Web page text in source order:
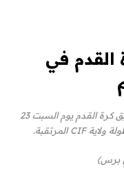
القدم في
استضافت مدرسة بارستو الثانوية مأدبة فريق كرة القدم يوم السبت 23
برس)